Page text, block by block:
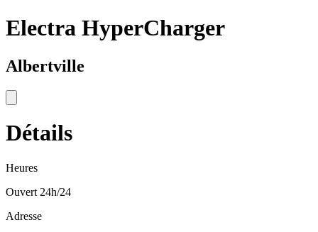
Electra HyperCharger
Albertville
Détails
Heures
Ouvert 24h/24
Adresse